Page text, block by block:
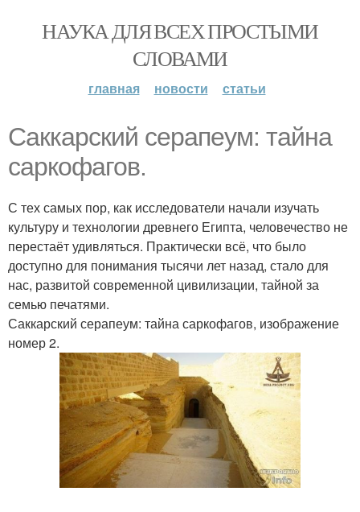
НАУКА ДЛЯ ВСЕХ ПРОСТЫМИ
СЛОВАМИ
главная новости статьи
Саккарский серапеум: тайна
саркофагов.
С тех самых пор, как исследователи начали изучать
культуру и технологии древнего Египта, человечество не
перестаёт удивляться. Практически всё, что было
доступно для понимания тысячи лет назад, стало для
нас, развитой современной цивилизации, тайной за
семью печатями.
Саккарский серапеум: тайна саркофагов, изображение
номер 2.